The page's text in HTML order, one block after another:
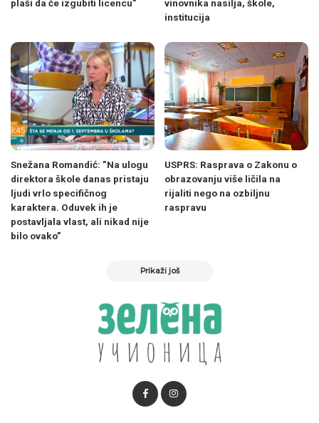
plaši da će izgubiti licencu”
vinovnika nasilja, škole,
institucija
Snežana Romandić: ”Na ulogu
direktora škole danas pristaju
ljudi vrlo specifičnog
karaktera. Oduvek ih je
postavljala vlast, ali nikad nije
bilo ovako”
USPRS: Rasprava o Zakonu o
obrazovanju više ličila na
rijaliti nego na ozbiljnu
raspravu
Prikaži još